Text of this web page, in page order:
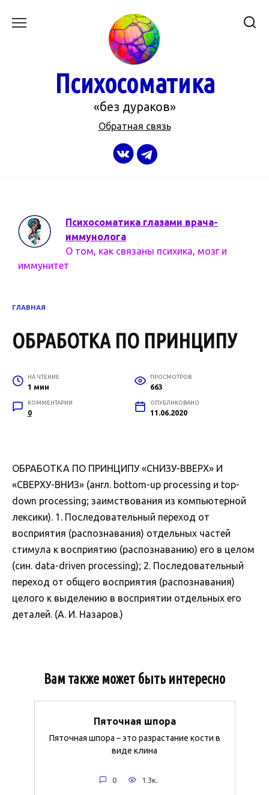
Психосоматика
«без дураков»
Обратная связь
Психосоматика глазами врача-
иммунолога
О том, как связаны психика, мозг и
иммунитет
ГЛАВНАЯ
ОБРАБОТКА ПО ПРИНЦИПУ
НА ЧТЕНИЕ
1 мин
ПРОСМОТРОВ
663
КОММЕНТАРИИ
0
ОПУБЛИКОВАНО
11.06.2020
ОБРАБОТКА ПО ПРИНЦИПУ «СНИЗУ-ВВЕРХ» И
«СВЕРХУ-ВНИЗ» (англ. bottom-up processing и top-
down processing; заимствования из компьютерной
лексики). 1. Последовательный переход от
восприятия (распознавания) отдельных частей
стимула к восприятию (распознаванию) его в целом
(син. data-driven processing); 2. Последовательный
переход от общего восприятия (распознавания)
целого к выделению в восприятии отдельных его
деталей. (А. И. Назаров.)
Вам также может быть интересно
Пяточная шпора
Пяточная шпора – это разрастание кости в
виде клина
0 1.3к.